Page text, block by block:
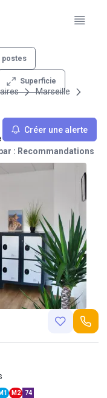
postes
Superficie
Créer une alerte
Marseille
13006 Marseille
: Recommandations
M1 M2 74